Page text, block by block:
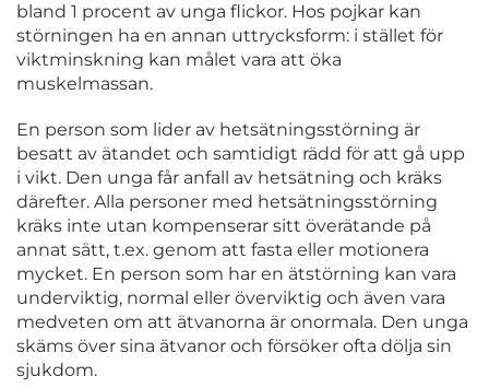
bland 1 procent av unga flickor. Hos pojkar kan
störningen ha en annan uttrycksform: i stället för
viktminskning kan målet vara att öka
muskelmassan.
En person som lider av hetsätningsstörning är
besatt av ätandet och samtidigt rädd för att gå upp
i vikt. Den unga får anfall av hetsätning och kräks
därefter. Alla personer med hetsätningsstörning
kräks inte utan kompenserar sitt överätande på
annat sätt, t.ex. genom att fasta eller motionera
mycket. En person som har en ätstörning kan vara
underviktig, normal eller överviktig och även vara
medveten om att ätvanorna är onormala. Den unga
skäms över sina ätvanor och försöker ofta dölja sin
sjukdom.